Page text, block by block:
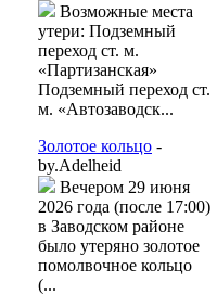
Возможные места
утери: Подземный
переход ст. м.
«Партизанская»
Подземный переход ст.
м. «Автозаводск...
Золотое кольцо -
by.Adelheid
Вечером 29 июня
2026 года (после 17:00)
в Заводском районе
было утеряно золотое
помолвочное кольцо
(...